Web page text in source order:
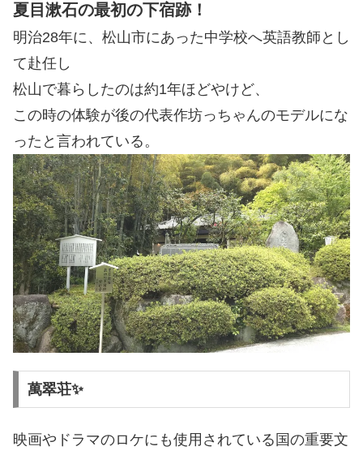
夏目漱石の最初の下宿跡！
明治28年に、 松山市にあった中学校へ英語教師とし
て赴任し
松山で暮らしたのは約1年ほどやけど、
この時の体験が後の代表作坊っちゃんのモデルにな
ったと言われている。
萬翠荘✨
映画やドラマのロケにも使用されている国の重要文